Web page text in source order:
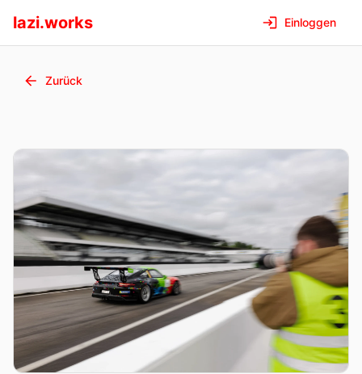
lazi.works Einloggen
Zurück